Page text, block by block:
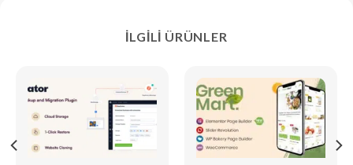
İLGILI ÜRÜNLER